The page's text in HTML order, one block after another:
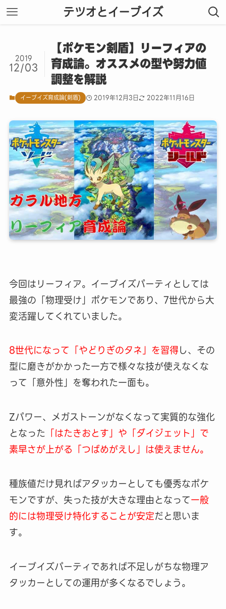
テツオとイーブイズ
【ポケモン剣盾】リーフィアの
育成論。オススメの型や努力値
調整を解説
2019
12/03
イーブイズ育成論(剣盾) 2019年12月3日 2022年11月16日
今回はリーフィア。イーブイズパーティとしては
最強の「物理受け」ポケモンであり、7世代から大
変活躍してくれていました。
8世代になって「やどりぎのタネ」を習得し、その
型に磨きがかかった一方で様々な技が使えなくな
って「意外性」を奪われた一面も。
Zパワー、メガストーンがなくなって実質的な強化
となった 「はたきおとす」や「ダイジェット」で
素早さが上がる「つばめがえし」は使えません。
種族値だけ見ればアタッカーとしても優秀なポケ
モンですが、失った技が大きな理由となって一般
的には物理受け特化することが安定だと思いま
す。
イーブイズパーティであれば不足しがちな物理ア
タッカーとしての運用が多くなるでしょう。